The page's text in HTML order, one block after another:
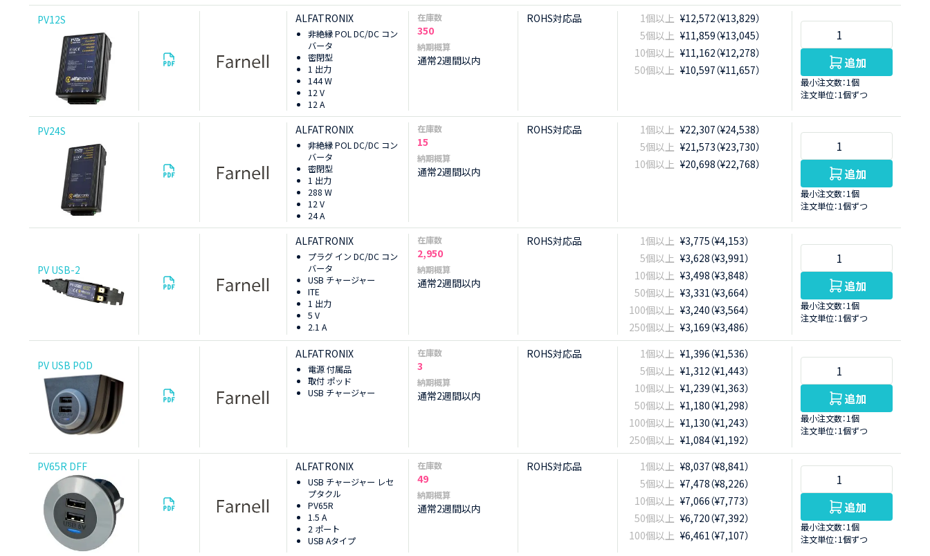
PV12S ALFATRONIX
非絶縁 POL DC/DC コン
バータ
密閉型
1 出力
144 W
12 V
12 A
在庫数
350
納期概算
通常2週間以内
ROHS対応品 1個以上 ¥12,572（¥13,829）
5個以上 ¥11,859（¥13,045）
10個以上 ¥11,162（¥12,278）
50個以上 ¥10,597（¥11,657） 追加
最小注文数：1個
注文単位：1個ずつ
PV24S ALFATRONIX
非絶縁 POL DC/DC コン
バータ
密閉型
1 出力
288 W
12 V
24 A
在庫数
15
納期概算
通常2週間以内
ROHS対応品 1個以上 ¥22,307（¥24,538）
5個以上 ¥21,573（¥23,730）
10個以上 ¥20,698（¥22,768）
追加
最小注文数：1個
注文単位：1個ずつ
PV USB-2
ALFATRONIX
プラグ イン DC/DC コン
バータ
USB チャージャー
ITE
1 出力
5 V
2.1 A
在庫数
2,950
納期概算
通常2週間以内
ROHS対応品 1個以上 ¥3,775（¥4,153）
5個以上 ¥3,628（¥3,991）
10個以上 ¥3,498（¥3,848）
50個以上 ¥3,331（¥3,664）
100個以上 ¥3,240（¥3,564）
250個以上 ¥3,169（¥3,486）
追加
最小注文数：1個
注文単位：1個ずつ
PV USB POD
ALFATRONIX
電源 付属品
取付 ポッド
USB チャージャー
在庫数
3
納期概算
通常2週間以内
ROHS対応品 1個以上 ¥1,396（¥1,536）
5個以上 ¥1,312（¥1,443）
10個以上 ¥1,239（¥1,363）
50個以上 ¥1,180（¥1,298）
100個以上 ¥1,130（¥1,243）
250個以上 ¥1,084（¥1,192）
追加
最小注文数：1個
注文単位：1個ずつ
PV65R DFF ALFATRONIX
USB チャージャー レセ
プタクル
PV65R
1.5 A
2 ポート
USB Aタイプ
在庫数
49
納期概算
通常2週間以内
ROHS対応品 1個以上 ¥8,037（¥8,841）
5個以上 ¥7,478（¥8,226）
10個以上 ¥7,066（¥7,773）
50個以上 ¥6,720（¥7,392）
100個以上 ¥6,461（¥7,107）
追加
最小注文数：1個
注文単位：1個ずつ